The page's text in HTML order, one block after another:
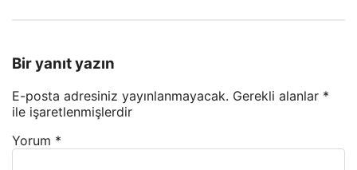
Bir yanıt yazın
E-posta adresiniz yayınlanmayacak. Gerekli alanlar *
ile işaretlenmişlerdir
Yorum *